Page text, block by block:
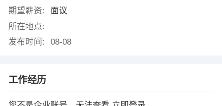
期望薪资:
面议
所在地点:
发布时间:
08-08
工作经历